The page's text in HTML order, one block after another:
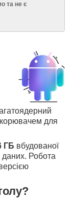
та не є
для
ГБ вбудованої
даних. Робота